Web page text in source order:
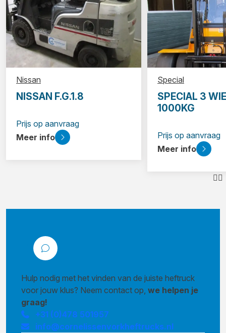
Nissan
NISSAN F.G.1.8
Prijs op aanvraag
Meer info
Special
SPECIAL 3
1000KG
Prijs op aanvraag
Meer info
Hulp nodig met het vinden van de juiste heftruck
voor jouw klus? Neem contact op, we helpen je
graag!
+31 (0)478 501957
info@cornelissenvorkheftrucks.nl